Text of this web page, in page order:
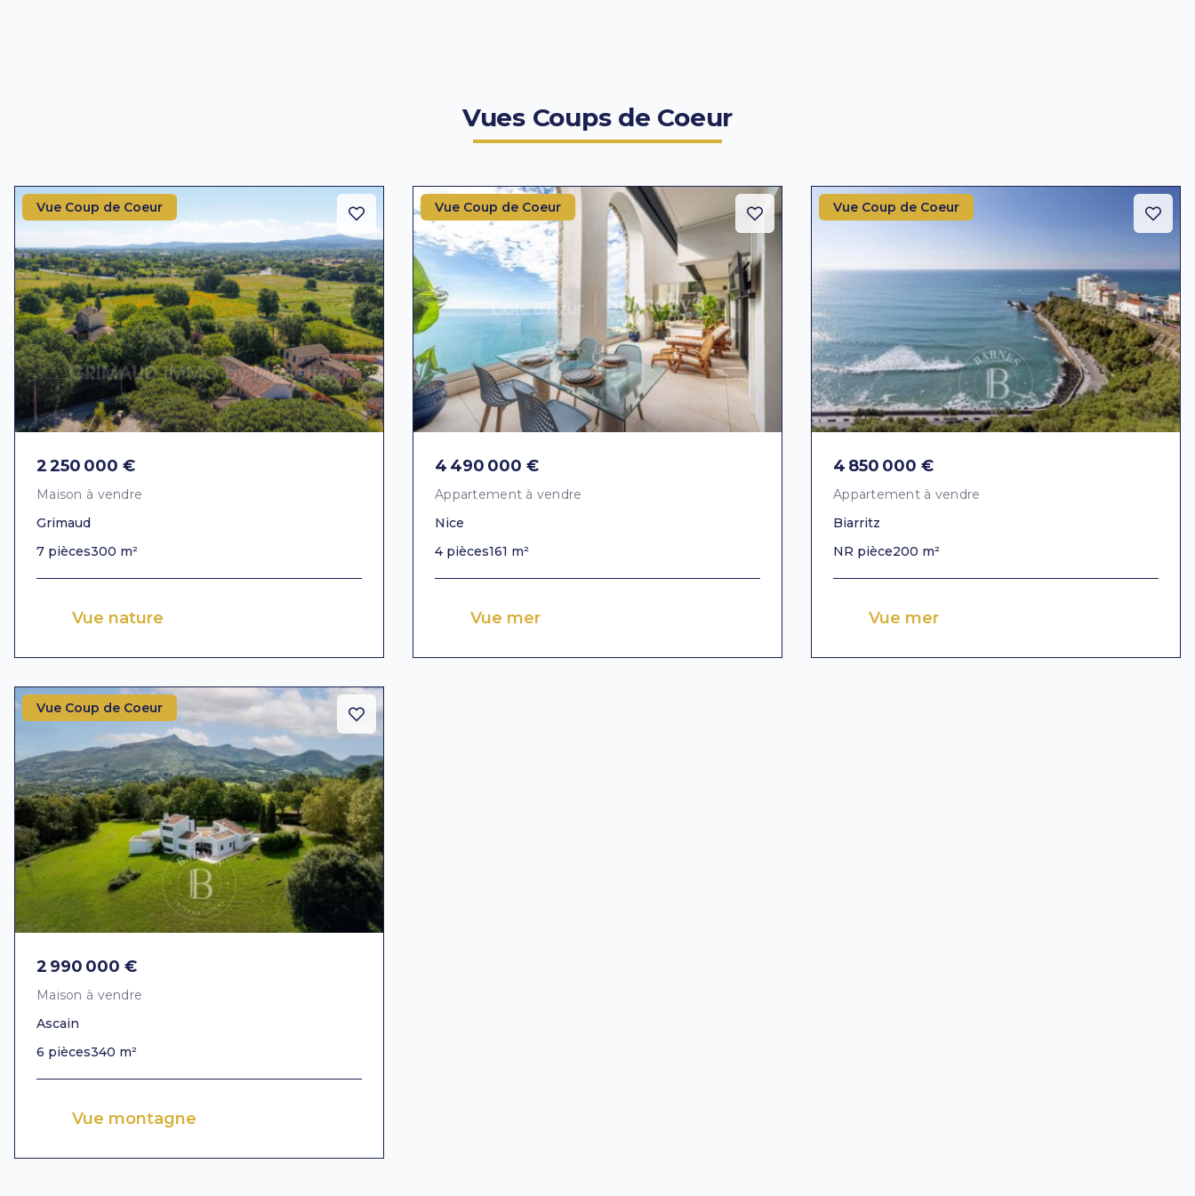
Vues Coups de Coeur
Vue Coup de Coeur
2 250 000 €
Maison à vendre
Grimaud
7 pièces300 m²
Vue nature
Vue Coup de Coeur
4 490 000 €
Appartement à vendre
Nice
4 pièces161 m²
Vue mer
Vue Coup de Coeur
4 850 000 €
Appartement à vendre
Biarritz
NR pièce200 m²
Vue mer
Vue Coup de Coeur
2 990 000 €
Maison à vendre
Ascain
6 pièces340 m²
Vue montagne